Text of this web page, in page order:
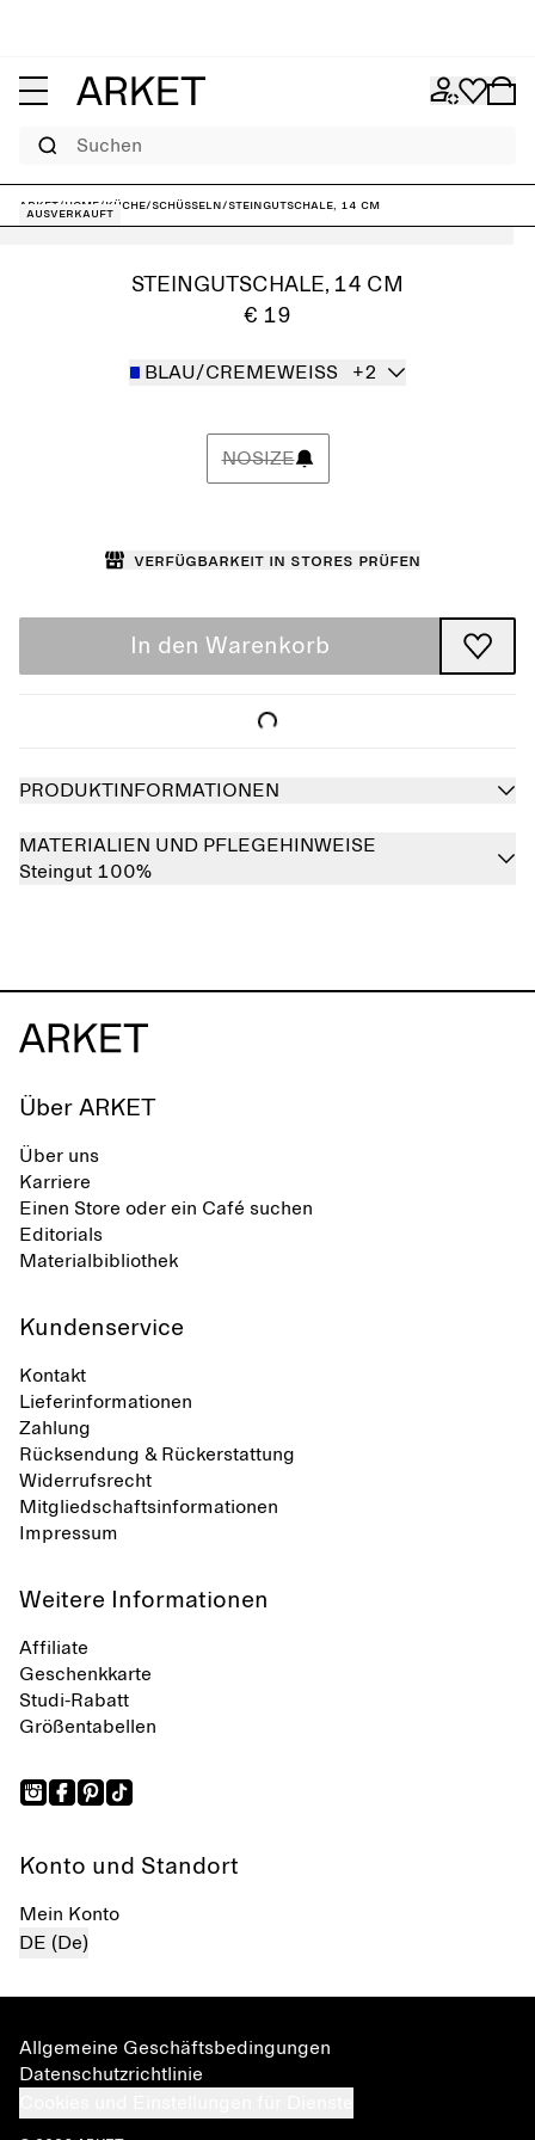
Suchen
ARKET/Home/Küche/Schüsseln/Steingutschale, 14 cm
Ausverkauft
STEINGUTSCHALE, 14 CM
€ 19
BLAU/CREMEWEISS +2
NOSIZE
Verfügbarkeit in Stores prüfen
In den Warenkorb
PRODUKTINFORMATIONEN
MATERIALIEN UND PFLEGEHINWEISE
Steingut 100%
Über ARKET
Über uns
Karriere
Einen Store oder ein Café suchen
Editorials
Materialbibliothek
Kundenservice
Kontakt
Lieferinformationen
Zahlung
Rücksendung & Rückerstattung
Widerrufsrecht
Mitgliedschaftsinformationen
Impressum
Weitere Informationen
Affiliate
Geschenkkarte
Studi-Rabatt
Größentabellen
Konto und Standort
Mein Konto
DE (De)
Allgemeine Geschäftsbedingungen
Datenschutzrichtlinie